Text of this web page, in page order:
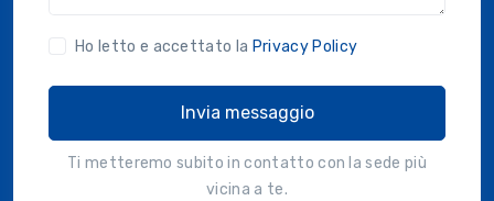
Ho letto e accettato la Privacy Policy
Invia messaggio
Ti metteremo subito in contatto con la sede più
vicina a te.